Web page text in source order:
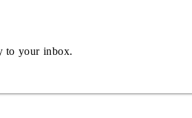
to your inbox.